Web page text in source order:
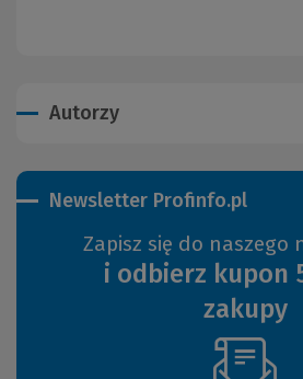
Autorzy
Newsletter Profinfo.pl
Zapisz się do naszego
i odbierz kupon
zakupy